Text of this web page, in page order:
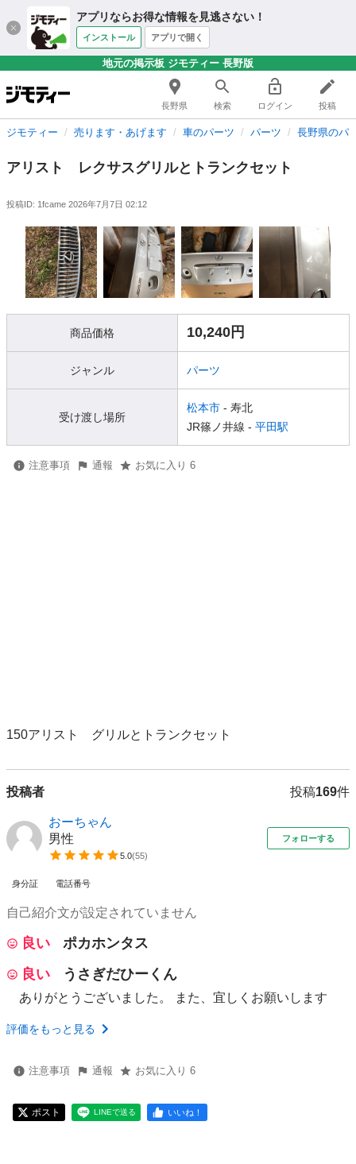
アプリならお得な情報を見逃さない！
インストール アプリで開く
地元の掲示板 ジモティー 長野版
長野県 検索 ログイン 投稿
ジモティー 売ります・あげます 車のパーツ パーツ 長野県のパ
アリスト レクサスグリルとトランクセット
投稿ID: 1fcame 2026年7月7日 02:12
商品価格 10,240円
ジャンル パーツ
受け渡し場所
松本市 - 寿北
JR篠ノ井線 - 平田駅
注意事項 通報 お気に入り 6
150アリスト　グリルとトランクセット
投稿者 投稿169件
おーちゃん
男性
5.0(55)
フォローする
身分証 電話番号
自己紹介文が設定されていません
良い
ポカホンタス
良い
うさぎだひーくん
ありがとうございました。 また、宜しくお願いします
評価をもっと見る
注意事項 通報 お気に入り 6
ポスト LINEで送る いいね！